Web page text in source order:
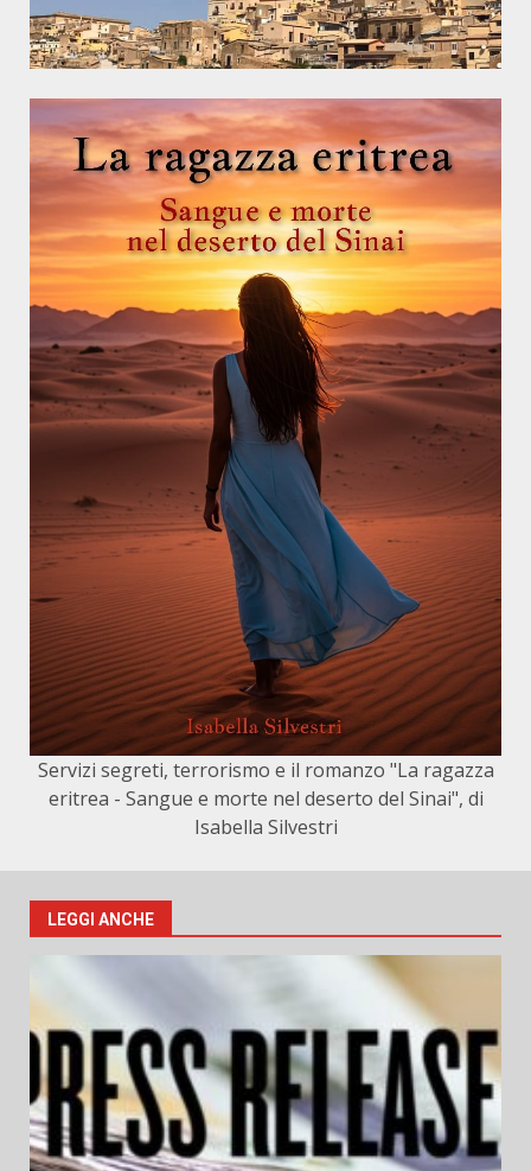
Servizi segreti, terrorismo e il romanzo "La ragazza
eritrea - Sangue e morte nel deserto del Sinai", di
Isabella Silvestri
LEGGI ANCHE